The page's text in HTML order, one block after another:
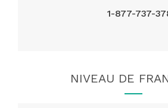
1-877-737-
NIVEAU DE